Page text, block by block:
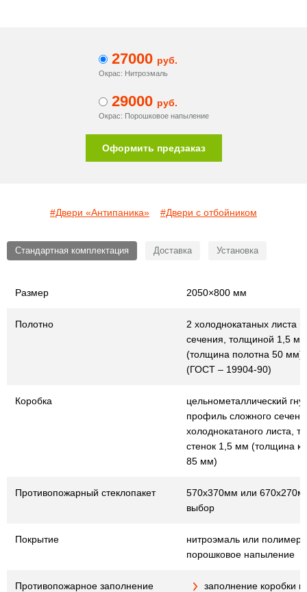
27000 руб.
Окрас: Нитроэмаль
29000 руб.
Окрас: Порошковое напыление
Оформить предзаказ
#Двери «Антипаника» #Двери с отбойником
Стандартная комплектация Доставка Установка
Размер 2050×800 мм
Полотно
2 холоднокатаных листа
сечения, толщиной 1,5 мм
(толщина полотна 50 мм)
(ГОСТ – 19904-90)
Коробка
цельнометаллический
профиль сложного
холоднокатаного листа,
стенок 1,5 мм (толщина
85 мм)
Противопожарный стеклопакет
570х370мм или
выбор
Покрытие
нитроэмаль или
порошковое напыление
Противопожарное заполнение
заполнение коробки и